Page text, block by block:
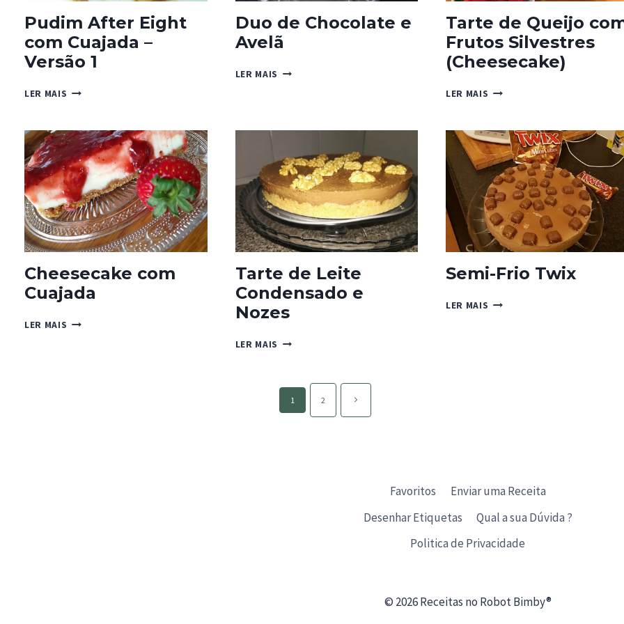
Pudim After Eight
com Cuajada –
Versão 1
LER MAIS PUDIM
COM
CUAJADA
–
VERSÃO
1
Duo de Chocolate e
Avelã
LER MAIS DUO
AVELÃ
Tarte de Queijo
Frutos Silvestres
(Cheesecake)
LER MAIS TARTE
COM
FRUTOS
SILVESTRES
(CHEESECAKE)
Cheesecake com
Cuajada
LER MAIS CHEESECAKE
Tarte de Leite
Condensado e
Nozes
LER MAIS TARTE
CONDENSADO
NOZES
Semi-Frio Twix
LER MAIS SEMI-
1 2
Página
seguinte
Favoritos
Enviar uma Receita
Desenhar Etiquetas
Qual a sua Dúvida ?
Politica de Privacidade
© 2026 Receitas no Robot Bimby®